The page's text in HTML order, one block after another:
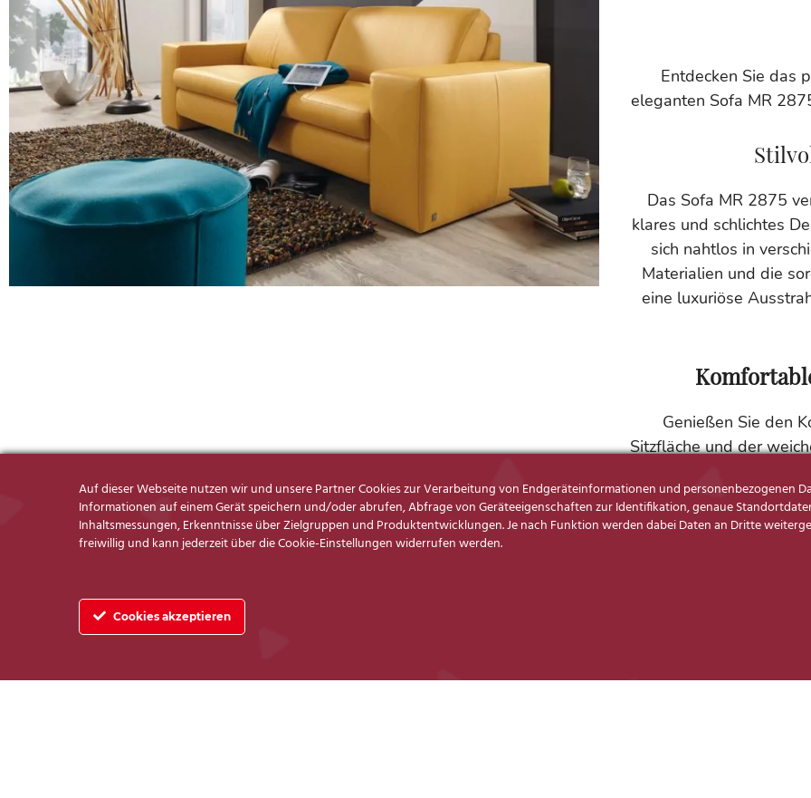
Entdecken Sie das
eleganten Sofa MR
Das Sofa MR 2875
klares und schlichtes
sich nahtlos in
Materialien und die
eine luxuriöse
Genießen Sie den
Sitzfläche und der
Beisammensein –
Auf dieser Webseite nutzen wir und unsere Partner Cookies zur Verarbeitung von Endgeräteinformationen und personenbezogenen
Informationen auf einem Gerät speichern und/oder abrufen, Abfrage von Geräteeigenschaften zur Identifikation, genaue
Inhaltsmessungen, Erkenntnisse über Zielgruppen und Produktentwicklungen. Je nach Funktion werden dabei Daten an Dritte
freiwillig und kann jederzeit über die Cookie-Einstellungen widerrufen werden.
Cookies akzeptieren